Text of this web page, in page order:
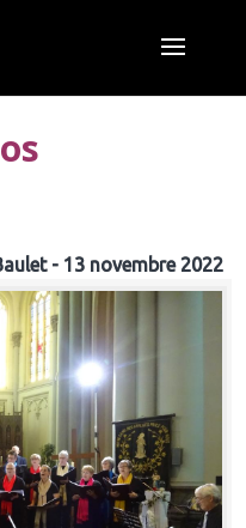
- 13 novembre 2022